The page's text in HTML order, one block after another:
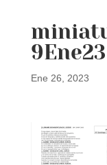
9Ene23
Ene 26, 2023